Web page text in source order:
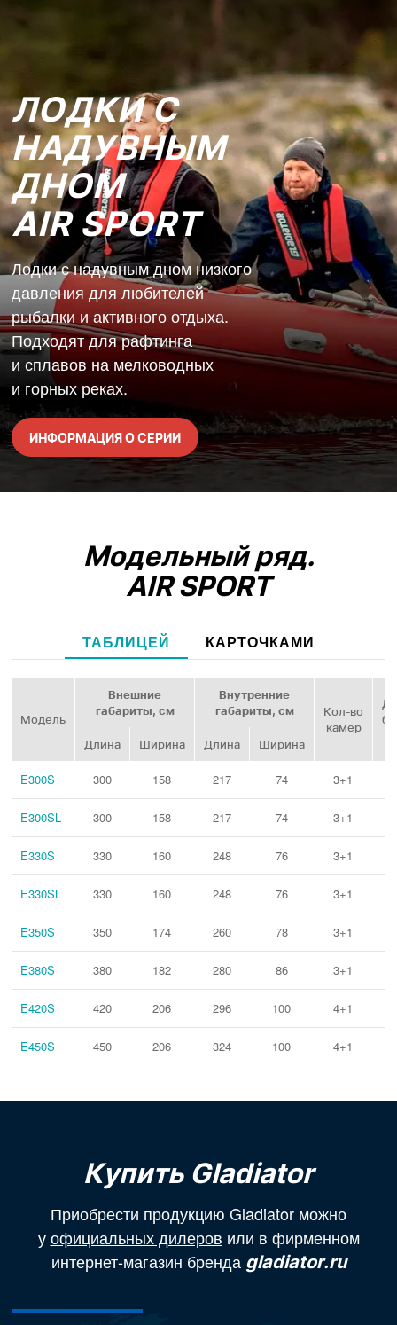
ЛОДКИ С
НАДУВНЫМ
ДНОМ
AIR SPORT
Лодки с надувным дном низкого
давления для любителей
рыбалки и активного отдыха.
Подходят для рафтинга
и сплавов на мелководных
и горных реках.
ИНФОРМАЦИЯ О СЕРИИ
Модельный ряд.
AIR SPORT
ТАБЛИЦЕЙ КАРТОЧКАМИ
Модель
Внешние
габариты, см
Внутренние
габариты, см
Кол‑во
камер
Длина
Ширина Длина Ширина
E300S 300 158 217 74 3+1
E300SL 300 158 217 74 3+1
E330S 330 160 248 76 3+1
E330SL 330 160 248 76 3+1
E350S 350 174 260 78 3+1
E380S 380 182 280 86 3+1
E420S 420 206 296 100 4+1
E450S 450 206 324 100 4+1
Купить Gladiator
Приобрести продукцию Gladiator можно
уофициальных дилеров или в фирменном
интернет-магазин бренда gladiator.ru